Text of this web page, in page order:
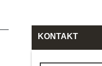
KONTAKT